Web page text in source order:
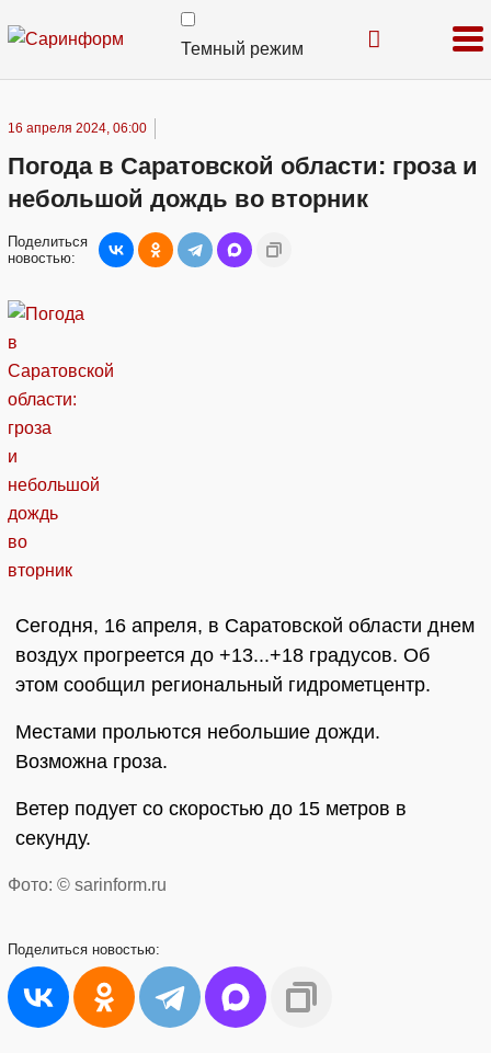
Темный режим
16 апреля 2024, 06:00
Погода в Саратовской области: гроза и
небольшой дождь во вторник
Поделиться
новостью:
Сегодня, 16 апреля, в Саратовской области днем
воздух прогреется до +13...+18 градусов. Об
этом сообщил региональный гидрометцентр.
Местами прольются небольшие дожди.
Возможна гроза.
Ветер подует со скоростью до 15 метров в
секунду.
Фото: © sarinform.ru
Поделиться новостью: